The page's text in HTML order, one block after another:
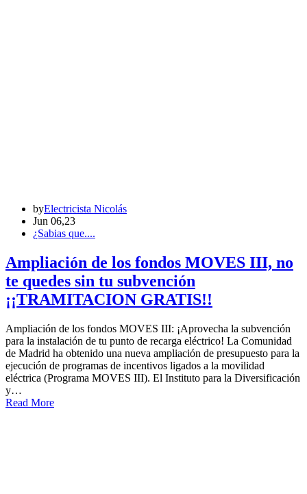
byElectricista Nicolás
Jun 06,23
¿Sabias que....
Ampliación de los fondos MOVES III, no
te quedes sin tu subvención
¡¡TRAMITACION GRATIS!!
Ampliación de los fondos MOVES III: ¡Aprovecha la subvención
para la instalación de tu punto de recarga eléctrico! La Comunidad
de Madrid ha obtenido una nueva ampliación de presupuesto para la
ejecución de programas de incentivos ligados a la movilidad
eléctrica (Programa MOVES III). El Instituto para la Diversificación
y…
Read More